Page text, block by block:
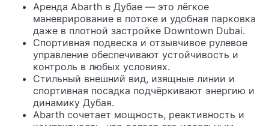
Аренда Abarth в Дубае — это лёгкое
маневрирование в потоке и удобная парковка
даже в плотной застройке Downtown Dubai.
Спортивная подвеска и отзывчивое рулевое
управление обеспечивают устойчивость и
контроль в любых условиях.
Стильный внешний вид, изящные линии и
спортивная посадка подчёркивают энергию и
динамику Дубая.
Abarth сочетает мощность, реактивность и